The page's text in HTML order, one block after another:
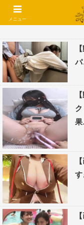
コメントで
す
メニュー